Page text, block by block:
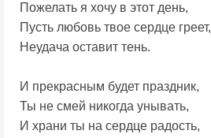
Пожелать я хочу в этот день,
Пусть любовь твое сердце греет,
Неудача оставит тень.
И прекрасным будет праздник,
Ты не смей никогда унывать,
И храни ты на сердце радость,